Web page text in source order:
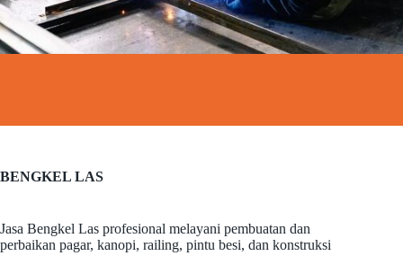
BENGKEL LAS
Jasa Bengkel Las profesional melayani pembuatan dan
perbaikan pagar, kanopi, railing, pintu besi, dan konstruksi